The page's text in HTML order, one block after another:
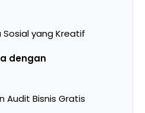
yang Kreatif
dengan
Audit Bisnis Gratis